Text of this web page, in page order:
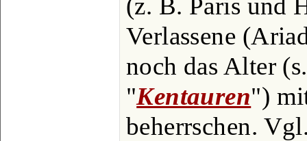
Verlassene
noch das Alter
"Kentauren")
beherrschen.